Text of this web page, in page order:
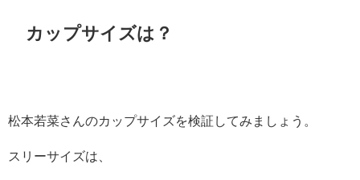
カップサイズは？
松本若菜さんのカップサイズを検証してみましょう。
スリーサイズは、